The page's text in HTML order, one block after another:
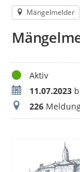
Mängelmelder
StatusAktiv
Zeitraum11.07.2023
Meldungen
226